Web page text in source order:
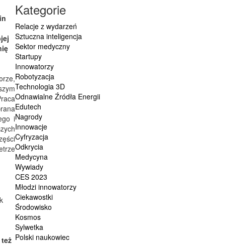
i
Kategorie
Relacje z wydarzeń
Sztuczna inteligencja
Sektor medyczny
Startupy
Innowatorzy
Robotyzacja
Technologia 3D
Odnawialne Źródła Energii
Edutech
Nagrody
Innowacje
Cyfryzacja
Odkrycia
Medycyna
Wywiady
CES 2023
Młodzi innowatorzy
Ciekawostki
Środowisko
Kosmos
Sylwetka
Polski naukowiec